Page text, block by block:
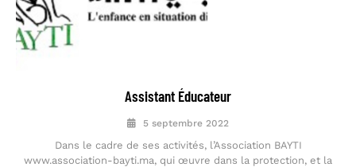
Assistant Éducateur
5 septembre 2022
Dans le cadre de ses activités, l’Association BAYTI
www.association-bayti.ma, qui œuvre dans la protection, et la